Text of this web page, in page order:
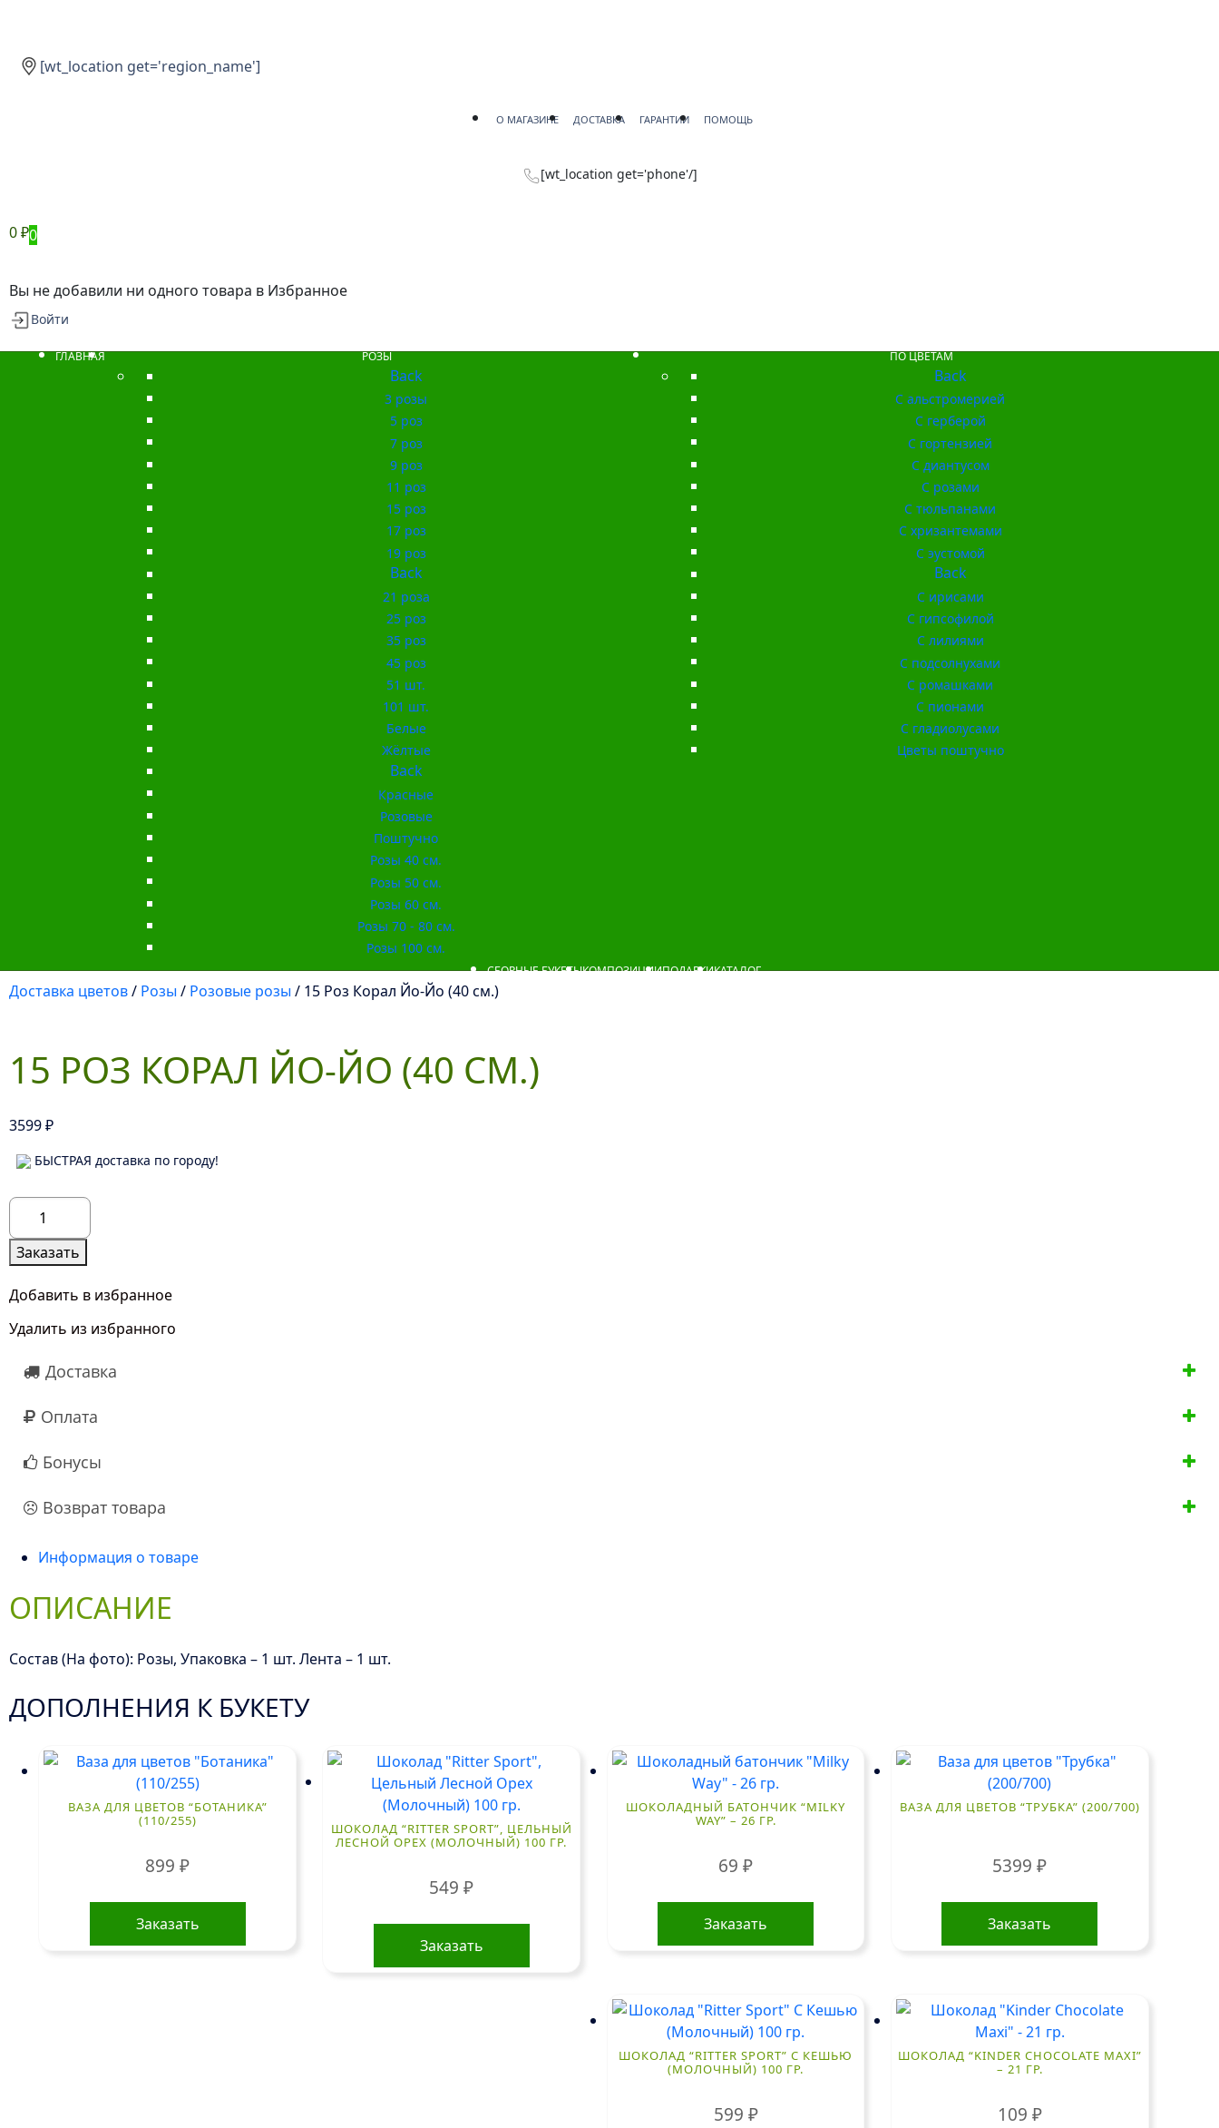
[wt_location get='region_name']
О МАГАЗИНЕ ДОСТАВКА ГАРАНТИИ ПОМОЩЬ
[wt_location get='phone'/]
0₽0
Вы не добавили ни одного товара в Избранное
Войти
ГЛАВНАЯ РОЗЫ
Back
3 розы
5 роз
7 роз
9 роз
11 роз
15 роз
17 роз
19 роз
Back
21 роза
25 роз
35 роз
45 роз
51 шт.
101 шт.
Белые
Жёлтые
Back
Красные
Розовые
Поштучно
Розы 40 см.
Розы 50 см.
Розы 60 см.
Розы 70 - 80 см.
Розы 100 см.
ПО ЦВЕТАМ
Back
С альстромерией
С герберой
С гортензией
С диантусом
С розами
С тюльпанами
С хризантемами
С эустомой
Back
С ирисами
С гипсофилой
С лилиями
С подсолнухами
С ромашками
С пионами
С гладиолусами
Цветы поштучно
СБОРНЫЕ БУКЕТЫКОМПОЗИЦИИПОДАРКИКАТАЛОГ
Доставка цветов/ Розы / Розовые розы / 15 Роз Корал Йо-Йо (40 см.)
15 РОЗ КОРАЛ ЙО-ЙО (40 СМ.)
3599₽
БЫСТРАЯ доставка по городу!
Количество
товара
15
Роз
Корал
Йо
см.)
Заказать
Добавить в избранное
Удалить из избранного
Доставка
Оплата
Бонусы
Возврат товара
Информация о товаре
ОПИСАНИЕ
Состав (На фото): Розы, Упаковка – 1 шт. Лента – 1 шт.
ДОПОЛНЕНИЯ К БУКЕТУ
ВАЗА ДЛЯ ЦВЕТОВ “БОТАНИКА”
(110/255)
899₽
Заказать
ШОКОЛАД “RITTER SPORT”, ЦЕЛЬНЫЙ
ЛЕСНОЙ ОРЕХ (МОЛОЧНЫЙ) 100 ГР.
549₽
Заказать
ШОКОЛАДНЫЙ БАТОНЧИК “MILKY
WAY” – 26 ГР.
69 ₽
Заказать
ВАЗА ДЛЯ ЦВЕТОВ “ТРУБКА” (200/700)
5399₽
Заказать
ШОКОЛАД “RITTER SPORT” С КЕШЬЮ
(МОЛОЧНЫЙ) 100 ГР.
599 ₽
ШОКОЛАД “KINDER CHOCOLATE MAXI”
– 21 ГР.
109 ₽